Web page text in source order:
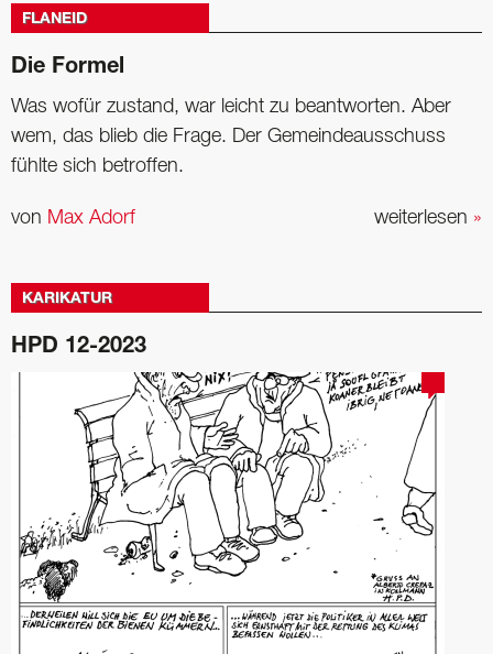
FLANEID
Die Formel
Was wofür zustand, war leicht zu beantworten. Aber
wem, das blieb die Frage. Der Gemeindeausschuss
fühlte sich betroffen.
weiterlesen »
von Max Adorf
KARIKATUR
HPD 12-2023